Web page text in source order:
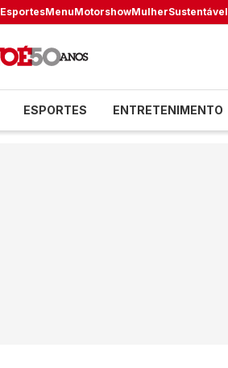
EsportesMenuMotorshowMulherSustentável
ESPORTES ENTRETENIMENTO